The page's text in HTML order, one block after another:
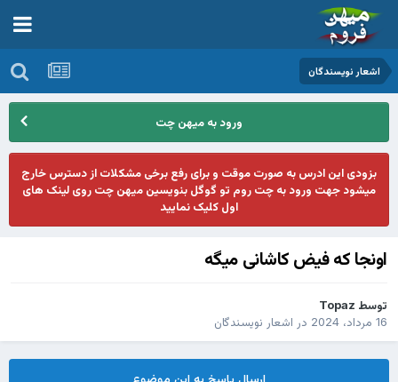
اشعار نویسندگان
ورود به میهن چت
بزودی این ادرس به صورت موقت و برای رفع برخی مشکلات از دسترس خارج
میشود جهت ورود به چت روم تو گوگل بنویسین میهن چت روی لینک های
اول کلیک نمایید
اونجا که فیض کاشانی میگه
توسط Topaz
16 مرداد، 2024
در اشعار نویسندگان
ارسال پاسخ به این موضوع